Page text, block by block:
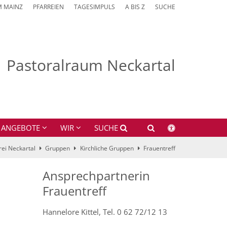
MAINZ PFARREIEN TAGESIMPULS A BIS Z SUCHE
Pastoralraum Neckartal
ANGEBOTE WIR SUCHE
Neckartal Gruppen Kirchliche Gruppen Frauentreff
Ansprechpartnerin
Frauentreff
Hannelore Kittel, Tel. 0 62 72/12 13